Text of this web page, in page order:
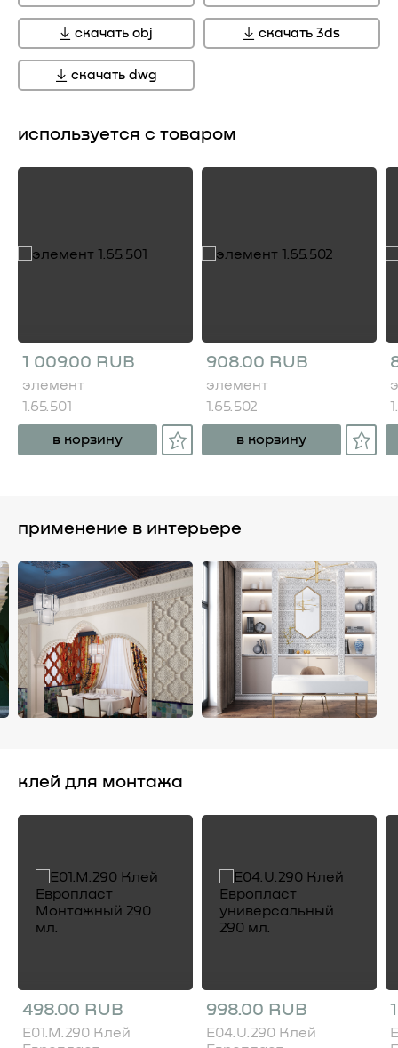
скачать obj скачать 3ds
скачать dwg
используется с товаром
1 009.00 RUB
элемент
1.65.501
в корзину
908.00 RUB
элемент
1.65.502
в корзину
применение в интерьере
клей для монтажа
498.00 RUB
E01.M.290 Клей
998.00 RUB
E04.U.290 Клей